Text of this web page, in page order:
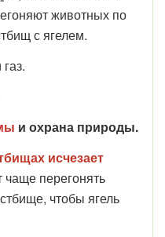
животных по
с ягелем.
и охрана природы.
исчезает
перегонять
чтобы ягель